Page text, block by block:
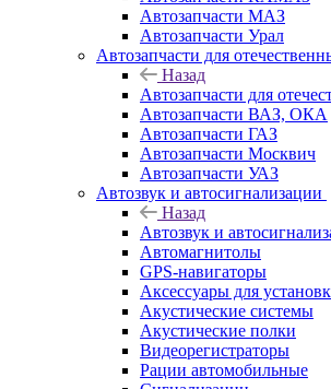
Автозапчасти МАЗ
Автозапчасти Урал
Автозапчасти для
Назад
Автозапчасти для
Автозапчасти ВАЗ, ОКА
Автозапчасти ГАЗ
Автозапчасти Москвич
Автозапчасти УАЗ
Автозвук и автосигнализации
Назад
Автозвук и
Автомагнитолы
GPS-навигаторы
Аксессуары для
Акустические системы
Акустические полки
Видеорегистраторы
Рации автомобильные